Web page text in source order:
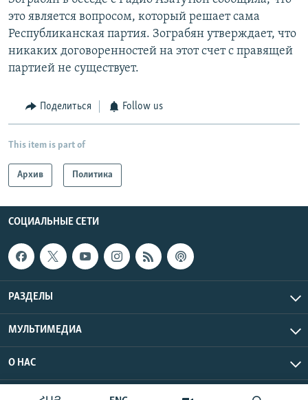
это является вопросом, который решает сама
Республиканская партия. Зограбян утверждает, что
никаких договоренностей на этот счет с правящей
партией не существует.
Поделиться Follow us
This item is part of
Архив Политика
СОЦИАЛЬНЫЕ СЕТИ
РАЗДЕЛЫ
МУЛЬТИМЕДИА
О НАС